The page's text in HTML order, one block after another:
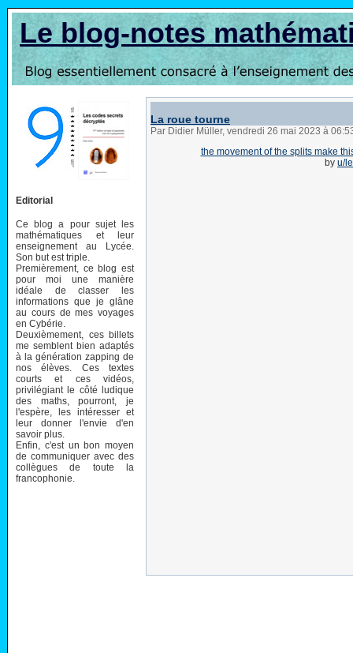
Le blog-notes
Editorial
Ce blog a pour sujet les
mathématiques et leur
enseignement au Lycée.
Son but est triple.
Premièrement, ce blog est
pour moi une manière
idéale de classer les
informations que je glâne
au cours de mes voyages
en Cybérie.
Deuxièmement, ces billets
me semblent bien adaptés
à la génération zapping de
nos élèves. Ces textes
courts et ces vidéos,
privilégiant le côté ludique
des maths, pourront, je
l'espère, les intéresser et
leur donner l'envie d'en
savoir plus.
Enfin, c'est un bon moyen
de communiquer avec des
collègues de toute la
francophonie.
La roue tourne
Par Didier Müller, vendredi 26 mai 2023 à
the movement of the splits make
by u/